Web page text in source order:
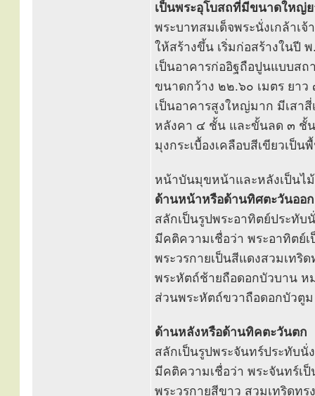
เป็นพระอุโบสถที่มีขนาดใหญ่
พระบาทสมเด็จพระนั่งเกล้าเ
ให้สร้างขึ้น เริ่มก่อสร้างในปี
เป็นอาคารก่ออิฐถือปูนแบบสถ
ขนาดกว้าง ๒๒.๖๐ เมตร ยาว
เป็นอาคารสูงใหญ่มาก มีเสา
หลังคา ๔ ชั้น และขั้นลด ๓ ชั้
มุงกระเบื้องเคลือบสีเขียวเป็
หน้าบันมุขหน้าและหลังเป็นไ
ด้านหน้าหรือด้านทิศตะวันออก
สลักเป็นรูปพระอาทิตย์ประทั
มีคติความเชื่อว่า พระอาทิตย์
พระวรกายเป็นสีแดงสวมเทริ
พระหัตถ์ช้ายถือดอกบัวบาน ห
ส่วนพระหัตถ์ขวาถือดอกบัวตู
ด้านหลังหรือด้านทิคตะวันตก
สลักเป็นรูปพระจันทร์ประทับ
มีคติความเชื่อว่า พระจันทร์เ
พระวรกายสีขาว สวมเทริดท